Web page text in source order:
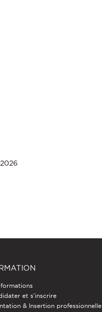
formations
et s'inscrire
& Insertion professionnelle